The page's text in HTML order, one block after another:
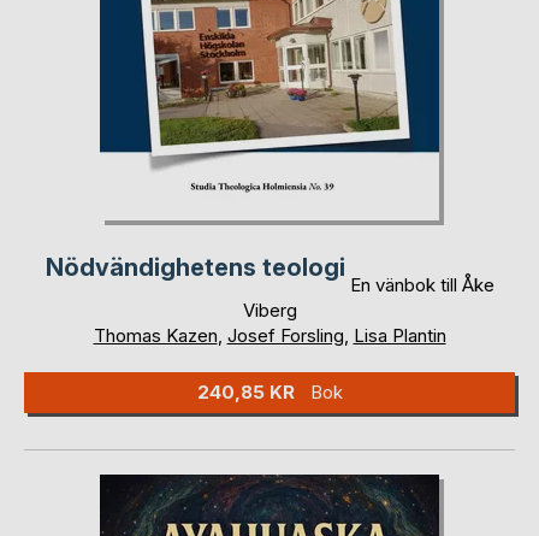
Nödvändighetens teologi
En vänbok till Åke
Viberg
Thomas Kazen Josef Forsling Lisa Plantin
240,85 KR Bok